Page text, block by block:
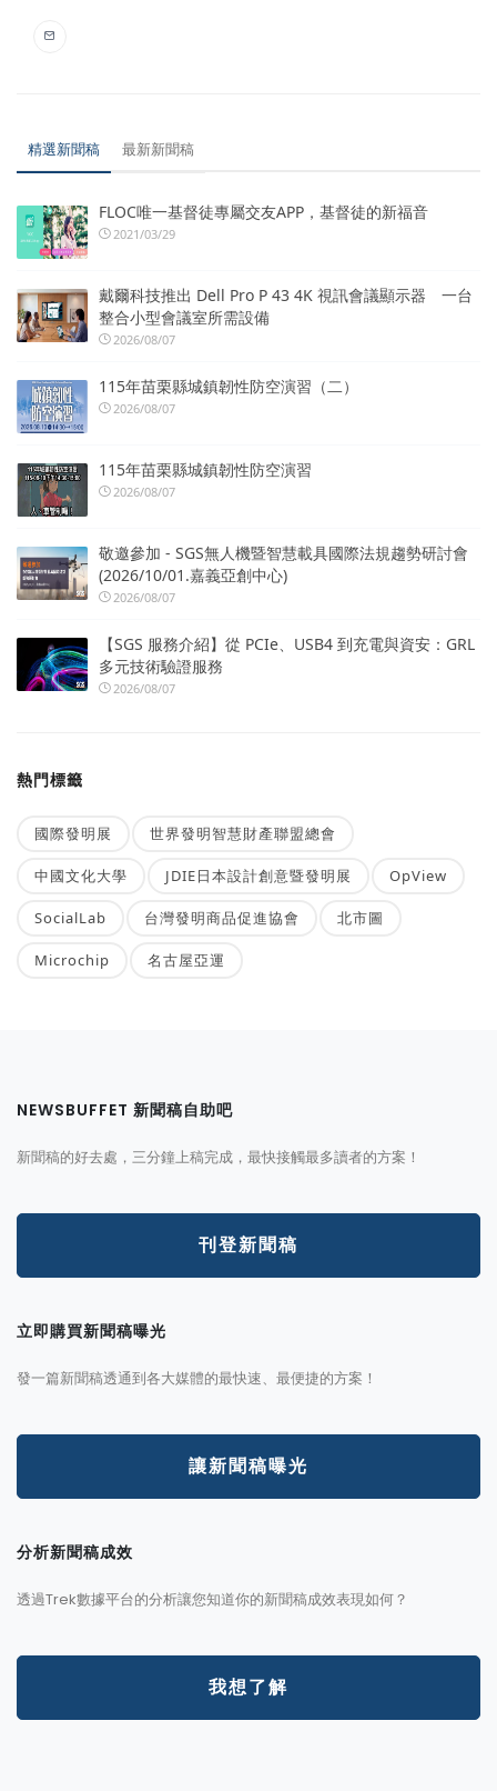
精選新聞稿 最新新聞稿
FLOC唯一基督徒專屬交友APP，基督徒的新福音
2021/03/29
戴爾科技推出 Dell Pro P 43 4K 視訊會議顯示器 一台
整合小型會議室所需設備
2026/08/07
115年苗栗縣城鎮韌性防空演習（二）
2026/08/07
115年苗栗縣城鎮韌性防空演習
2026/08/07
敬邀參加 - SGS無人機暨智慧載具國際法規趨勢研討會
(2026/10/01.嘉義亞創中心)
2026/08/07
【SGS 服務介紹】從 PCIe、USB4 到充電與資安：GRL
多元技術驗證服務
2026/08/07
熱門標籤
國際發明展 世界發明智慧財產聯盟總會
中國文化大學 JDIE日本設計創意暨發明展 OpView
SocialLab 台灣發明商品促進協會 北市圖
Microchip 名古屋亞運
NEWSBUFFET 新聞稿自助吧
新聞稿的好去處，三分鐘上稿完成，最快接觸最多讀者的方案！
刊登新聞稿
立即購買新聞稿曝光
發一篇新聞稿透通到各大媒體的最快速、最便捷的方案！
讓新聞稿曝光
分析新聞稿成效
透過Trek數據平台的分析讓您知道你的新聞稿成效表現如何？
我想了解